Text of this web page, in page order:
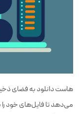
هاست دانلود به فضای
می‌دهد تا فایل‌های خود را